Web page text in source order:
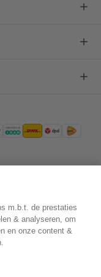
m.b.t. de prestaties
& analyseren, om
en onze content &